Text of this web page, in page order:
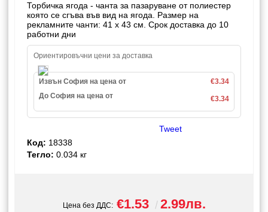
Торбичка ягода - чанта за пазаруване от полиестер
която се сгъва във вид на ягода. Размер на
рекламните чанти: 41 x 43 см. Срок доставка до 10
работни дни
Ориентировъчни цени за доставка
Извън София на цена от
€3.34
До София на цена от
€3.34
Tweet
Код: 18338
Тегло: 0.034 кг
Цена без ДДС: €1.53 2.99лв.